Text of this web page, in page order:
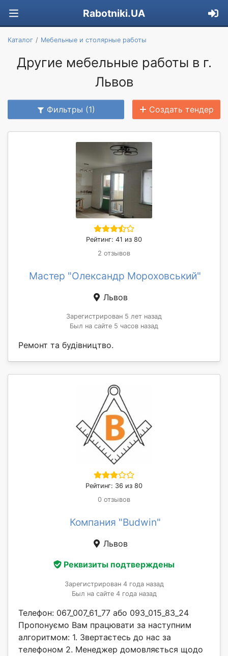
Rabotniki.UA
Каталог Мебельные и столярные работы
Другие мебельные работы в г.
Львов
Фильтры (1) Создать тендер
Рейтинг: 41 из 80
2 отзывов
Мастер "Олександр Мороховський"
Львов
Зарегистрирован 5 лет назад
Был на сайте 5 часов назад
Ремонт та будівництво.
Рейтинг: 36 из 80
0 отзывов
Компания "Budwin"
Львов
Реквизиты подтверждены
Зарегистрирован 4 года назад
Был на сайте 4 года назад
Телефон: 067_007_61_77 або 093_015_83_24
Пропонуємо Вам працювати за наступним
алгоритмом: 1. Звертаєтесь до нас за
телефоном 2. Менеджер домовляється щодо